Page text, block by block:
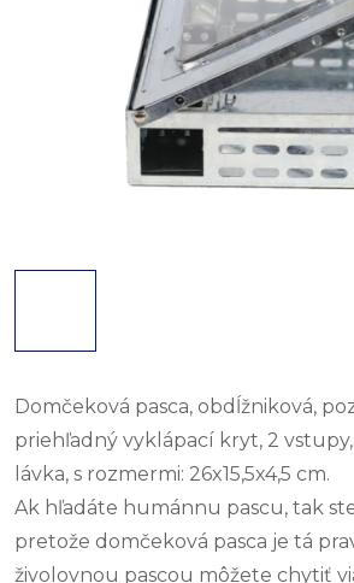
Domčeková pasca, obdĺžniková,
priehľadný vyklápací kryt, 2
lávka, s rozmermi: 26x15,5x4,5 cm.
Ak hľadáte humánnu pascu, tak
pretože domčeková pasca je tá
živolovnou pascou môžete chytiť